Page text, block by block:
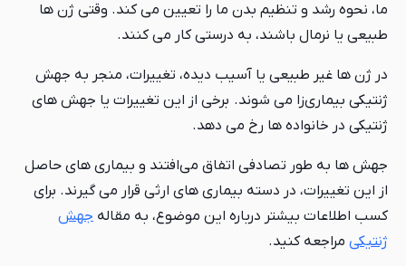
ما، نحوه رشد و تنظیم بدن ما را تعیین می کند. وقتی ژن ها
طبیعی یا نرمال باشند، به درستی کار می کنند.
در ژن ها غیر طبیعی یا آسیب دیده، تغییرات، منجر به جهش
ژنتیکی بیماری‌زا می شوند. برخی از این تغییرات یا جهش های
ژنتیکی در خانواده ها رخ می دهد.
جهش ها به طور تصادفی اتفاق می‌افتند و بیماری های حاصل
از این تغییرات، در دسته بیماری های ارثی قرار می گیرند. برای
کسب اطلاعات بیشتر درباره این موضوع، به مقاله جهش
ژنتیکی مراجعه کنید.